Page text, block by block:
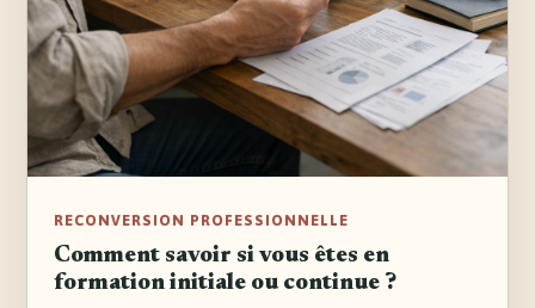
RECONVERSION PROFESSIONNELLE
Comment savoir si vous êtes en
formation initiale ou continue ?